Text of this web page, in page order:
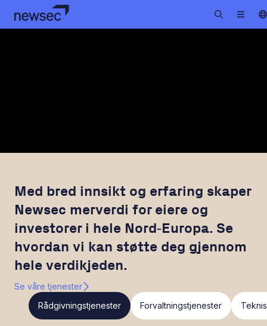
Med bred innsikt og erfaring skaper
Newsec merverdi for eiere og
investorer i hele Nord‑Europa. Se
hvordan vi kan støtte deg gjennom
hele verdikjeden.
Rådgivningstjenester Forvaltningstjenester
Se våre tjenester